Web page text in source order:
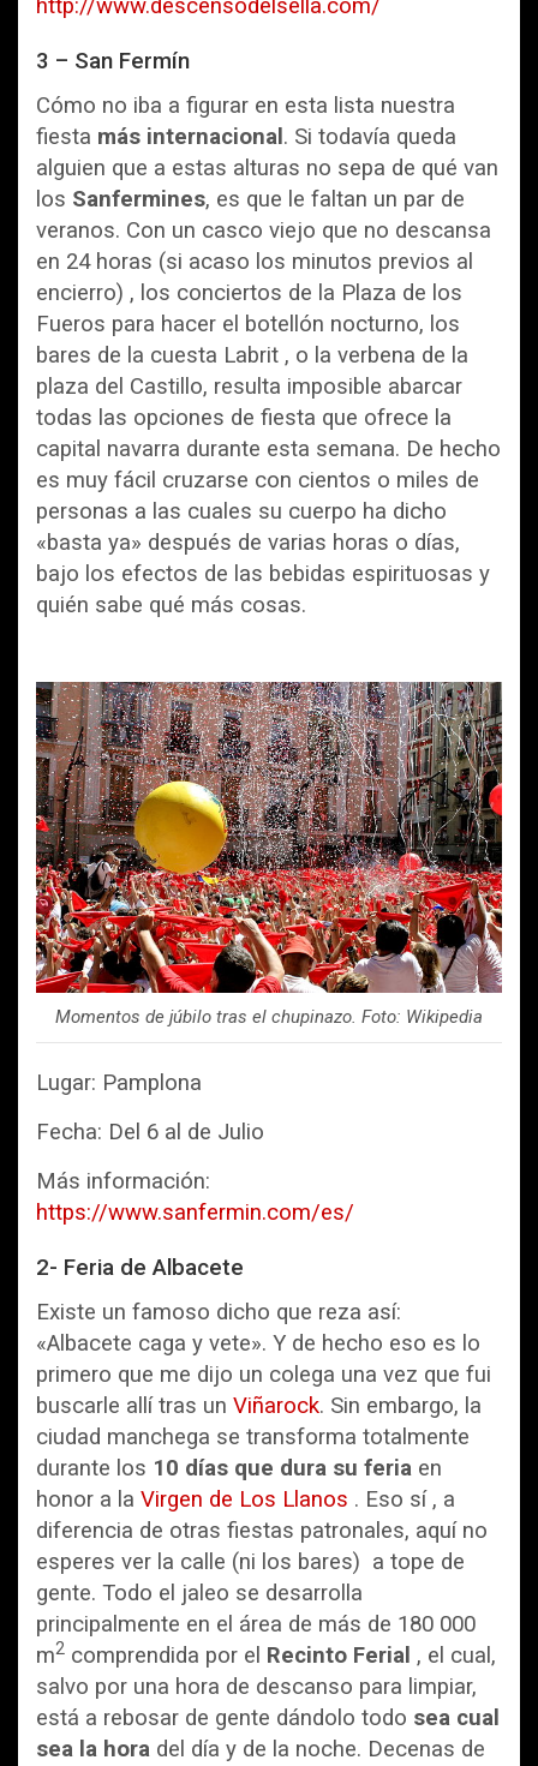
http://www.descensodelsella.com/
3 – San Fermín
Cómo no iba a figurar en esta lista nuestra
fiesta más internacional . Si todavía queda
alguien que a estas alturas no sepa de qué van
los Sanfermines, es que le faltan un par de
veranos. Con un casco viejo que no descansa
en 24 horas (si acaso los minutos previos al
encierro) , los conciertos de la Plaza de los
Fueros para hacer el botellón nocturno, los
bares de la cuesta Labrit , o la verbena de la
plaza del Castillo, resulta imposible abarcar
todas las opciones de fiesta que ofrece la
capital navarra durante esta semana. De hecho
es muy fácil cruzarse con cientos o miles de
personas a las cuales su cuerpo ha dicho
«basta ya» después de varias horas o días,
bajo los efectos de las bebidas espirituosas y
quién sabe qué más cosas.
Momentos de júbilo tras el chupinazo. Foto: Wikipedia
Lugar: Pamplona
Fecha: Del 6 al de Julio
Más información:
https://www.sanfermin.com/es/
2- Feria de Albacete
Existe un famoso dicho que reza así:
«Albacete caga y vete». Y de hecho eso es lo
primero que me dijo un colega una vez que fui
buscarle allí tras un Viñarock. Sin embargo, la
ciudad manchega se transforma totalmente
durante los 10 días que dura su feria en
honor a la Virgen de Los Llanos . Eso sí , a
diferencia de otras fiestas patronales, aquí no
esperes ver la calle (ni los bares) a tope de
gente. Todo el jaleo se desarrolla
principalmente en el área de más de 180 000
m2 ​ comprendida por el Recinto Ferial , el cual,
salvo por una hora de descanso para limpiar,
está a rebosar de gente dándolo todo sea cual
sea la hora del día y de la noche. Decenas de